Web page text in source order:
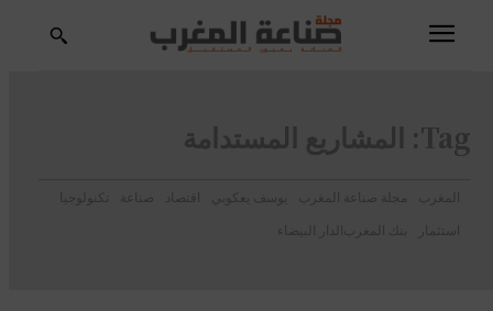
Tag: المشاريع المستدامة
المغرب مجلة صناعة المغرب يوسف يعكوبي اقتصاد صناعة
تكنولوجيا
استثمار
بنك المغرب الدار البيضاء